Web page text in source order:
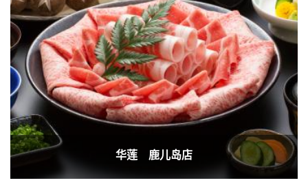
华莲 鹿儿岛店